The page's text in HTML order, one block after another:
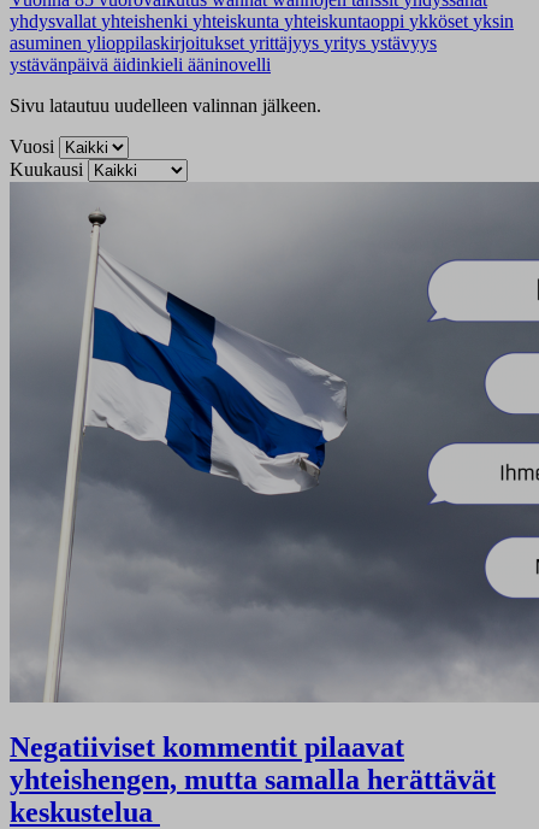
yhdysvallat yhteishenki yhteiskunta yhteiskuntaoppi ykköset yksin
asuminen ylioppilaskirjoitukset yrittäjyys yritys ystävyys
ystävänpäivä äidinkieli ääninovelli
Sivu latautuu uudelleen valinnan jälkeen.
Vuosi
Kuukausi
Negatiiviset kommentit pilaavat
yhteishengen, mutta samalla herättävät
keskustelua